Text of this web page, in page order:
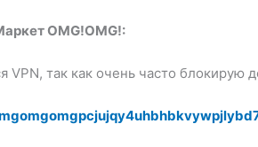
OMG!OMG!:
VPN, так как очень часто блокирую